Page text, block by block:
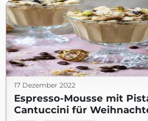
17 Dezember 2022
Espresso-Mousse mit
Cantuccini für